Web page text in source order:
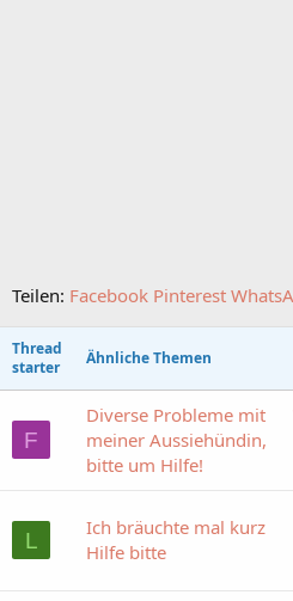
Teilen: Facebook Pinterest
Thread
starter
Ähnliche Themen
F
Diverse Probleme mit
meiner Aussiehündin,
bitte um Hilfe!
L
Ich bräuchte mal kurz
Hilfe bitte